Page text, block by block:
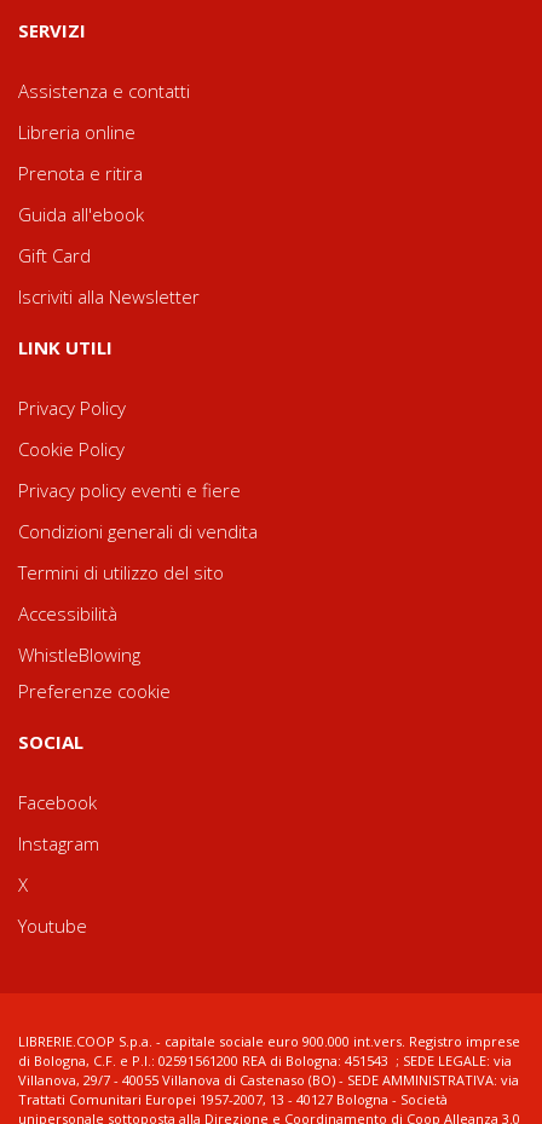
SERVIZI
Assistenza e contatti
Libreria online
Prenota e ritira
Guida all'ebook
Gift Card
Iscriviti alla Newsletter
LINK UTILI
Privacy Policy
Cookie Policy
Privacy policy eventi e fiere
Condizioni generali di vendita
Termini di utilizzo del sito
Accessibilità
WhistleBlowing
Preferenze cookie
SOCIAL
Facebook
Instagram
X
Youtube
LIBRERIE.COOP S.p.a. - capitale sociale euro 900.000 int.vers. Registro imprese
di Bologna, C.F. e P.I.: 02591561200 REA di Bologna: 451543 ; SEDE LEGALE: via
Villanova, 29/7 - 40055 Villanova di Castenaso (BO) - SEDE AMMINISTRATIVA: via
Trattati Comunitari Europei 1957-2007, 13 - 40127 Bologna - Società
unipersonale sottoposta alla Direzione e Coordinamento di Coop Alleanza 3.0